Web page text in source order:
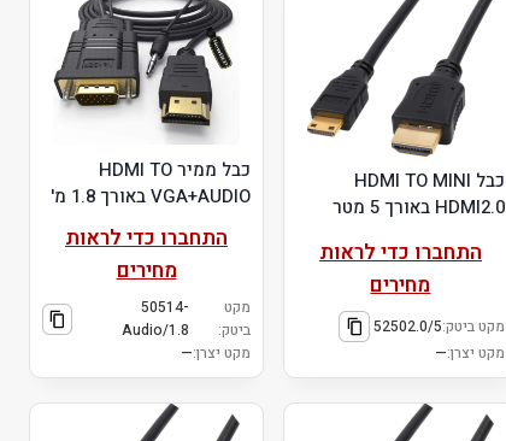
כבל HDMI TO MINI
HDMI2.0 באורך 5 מטר
התחברו כדי לראות
מחירים
מקט ביטק:52502.0/5
מקט יצרן:—
כבל ממיר HDMI TO
VGA+AUDIO באורך 1.8 מ'
התחברו כדי לראות
מחירים
מקט
ביטק:
50514-
Audio/1.8
מקט יצרן:—